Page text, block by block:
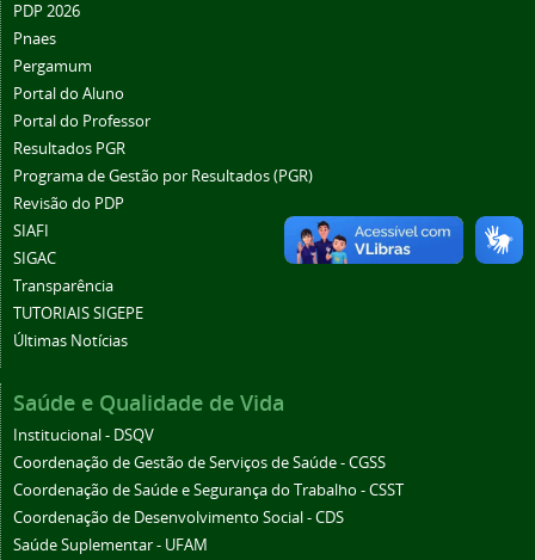
PDP 2026
Pnaes
Pergamum
Portal do Aluno
Portal do Professor
Resultados PGR
Programa de Gestão por Resultados (PGR)
Revisão do PDP
SIAFI
SIGAC
Transparência
TUTORIAIS SIGEPE
Últimas Notícias
Saúde e Qualidade de Vida
Institucional - DSQV
Coordenação de Gestão de Serviços de Saúde - CGSS
Coordenação de Saúde e Segurança do Trabalho - CSST
Coordenação de Desenvolvimento Social - CDS
Saúde Suplementar - UFAM